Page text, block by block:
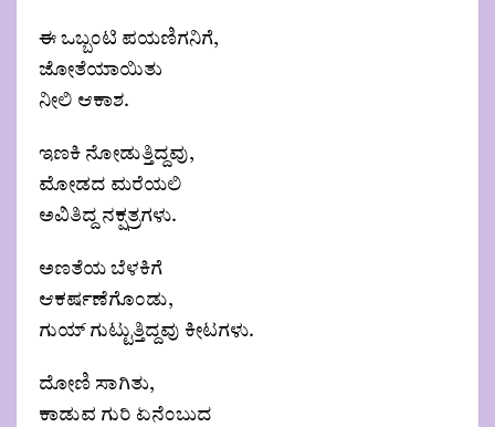
ಈ ಒಬ್ಬಂಟಿ ಪಯಣಿಗನಿಗೆ,
ಜೋತೆಯಾಯಿತು
ನೀಲಿ ಆಕಾಶ.
ಇಣಕಿ ನೋಡುತ್ತಿದ್ದವು,
ಮೋಡದ ಮರೆಯಲಿ
ಅವಿತಿದ್ದ ನಕ್ಷತ್ರಗಳು.
ಅಣತೆಯ ಬೆಳಕಿಗೆ
ಆಕರ್ಷಣೆಗೊಂಡು,
ಗುಯ್ ಗುಟ್ಟುತ್ತಿದ್ದವು ಕೀಟಗಳು.
ದೋಣಿ ಸಾಗಿತು,
ಕಾಡುವ ಗುರಿ ಏನೆಂಬುದ